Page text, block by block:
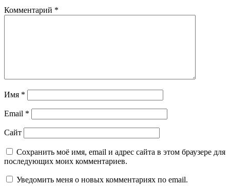
Комментарий *
Имя *
Email *
Сайт
Сохранить моё имя, email и адрес сайта в этом браузере для
последующих моих комментариев.
Уведомить меня о новых комментариях по email.